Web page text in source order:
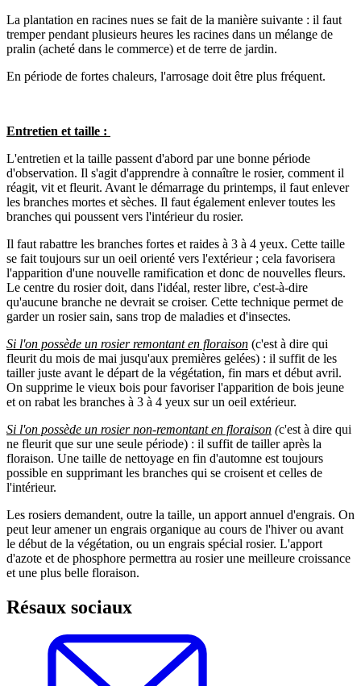
La plantation en racines nues se fait de la manière suivante : il faut
tremper pendant plusieurs heures les racines dans un mélange de
pralin (acheté dans le commerce) et de terre de jardin.
En période de fortes chaleurs, l'arrosage doit être plus fréquent.
Entretien et taille :
L'entretien et la taille passent d'abord par une bonne période
d'observation. Il s'agit d'apprendre à connaître le rosier, comment il
réagit, vit et fleurit. Avant le démarrage du printemps, il faut enlever
les branches mortes et sèches. Il faut également enlever toutes les
branches qui poussent vers l'intérieur du rosier.
Il faut rabattre les branches fortes et raides à 3 à 4 yeux. Cette taille
se fait toujours sur un oeil orienté vers l'extérieur ; cela favorisera
l'apparition d'une nouvelle ramification et donc de nouvelles fleurs.
Le centre du rosier doit, dans l'idéal, rester libre, c'est-à-dire
qu'aucune branche ne devrait se croiser. Cette technique permet de
garder un rosier sain, sans trop de maladies et d'insectes.
Si l'on possède un rosier remontant en floraison (c'est à dire qui
fleurit du mois de mai jusqu'aux premières gelées) : il suffit de les
tailler juste avant le départ de la végétation, fin mars et début avril.
On supprime le vieux bois pour favoriser l'apparition de bois jeune
et on rabat les branches à 3 à 4 yeux sur un oeil extérieur.
Si l'on possède un rosier non-remontant en floraison (c'est à dire qui
ne fleurit que sur une seule période) : il suffit de tailler après la
floraison. Une taille de nettoyage en fin d'automne est toujours
possible en supprimant les branches qui se croisent et celles de
l'intérieur.
Les rosiers demandent, outre la taille, un apport annuel d'engrais. On
peut leur amener un engrais organique au cours de l'hiver ou avant
le début de la végétation, ou un engrais spécial rosier. L'apport
d'azote et de phosphore permettra au rosier une meilleure croissance
et une plus belle floraison.
Résaux sociaux